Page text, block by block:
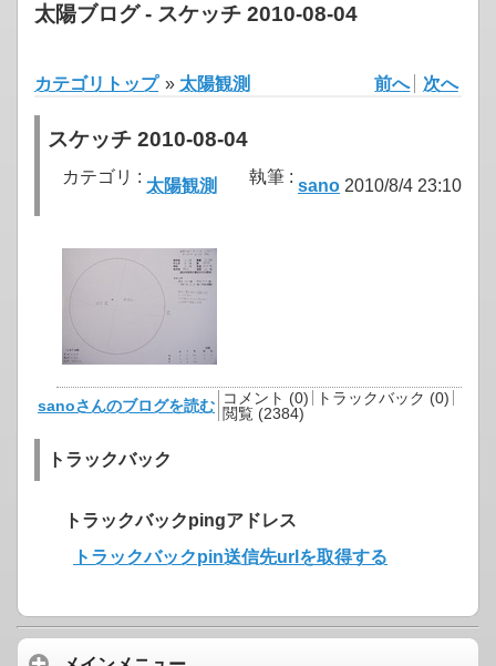
太陽ブログ - スケッチ 2010-08-04
カテゴリトップ » 太陽観測 前へ 次へ
スケッチ 2010-08-04
カテゴリ : 太陽観測 執筆 : sano 2010/8/4 23:10
sanoさんのブログを読む コメント (0)
トラックバック (0)
閲覧 (2384)
トラックバック
トラックバックpingアドレス
トラックバックpin送信先urlを取得する